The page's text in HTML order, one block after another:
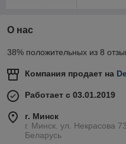
О нас
38% положительных из 8
Компания продает на
Работает с 03.01.2019
г. Минск
г. Минск. ул. Некрасова
Беларусь